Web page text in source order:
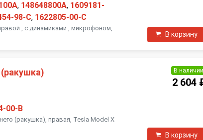
, 148648800A, 1609181-
98-C, 1622805-00-C
, с динамиками , микрофоном,
В корзину
00-B
(ракушка), правая, Tesla Model X
В
2 604
В корзину